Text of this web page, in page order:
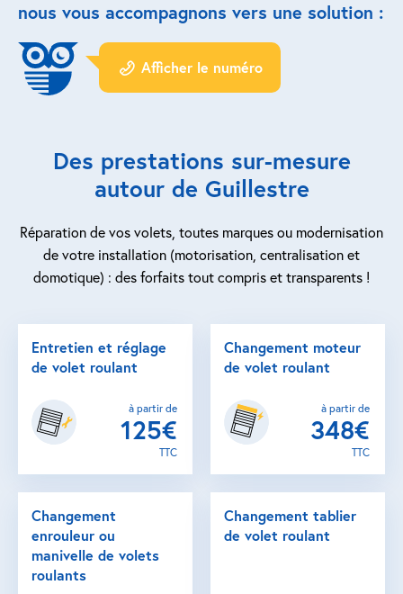
Centralisation volets roulants
Motoriser un volet roulant
ESPACE PRO
Nous recrutons
QUI SOMMES-NOUS ?
nous vous accompagnons vers une solution :
Afficher le numéro
Des prestations sur-mesure
autour de Guillestre
Réparation de vos volets, toutes marques ou modernisation
de votre installation (motorisation, centralisation et
domotique) : des forfaits tout compris et transparents !
Entretien et réglage
de volet roulant
à partir de
125€
TTC
Changement moteur
de volet roulant
à partir de
348€
TTC
Changement
enrouleur ou
manivelle de volets
roulants
Changement tablier
de volet roulant